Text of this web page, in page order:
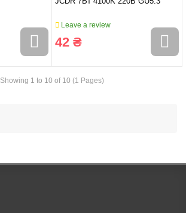
Leave a review
42 ₴
Showing 1 to 10 of 10 (1 Pages)